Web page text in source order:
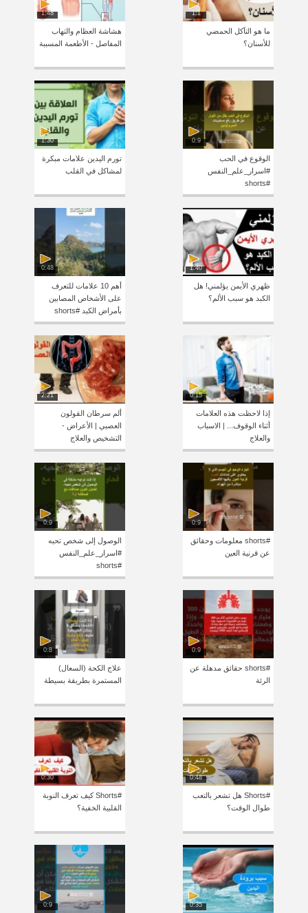
1:1
ما هو التآكل الحمضي
للأسنان؟
1:48
هشاشة العظام والتهاب
المفاصل - الأطعمة المسببة
0:9
الوقوع في الحب
#اسرار_علم_النفس
#shorts
1:30
تورم اليدين علامات مبكرة
لمشاكل في القلب
1:40
ظهري الأيمن يؤلمني! هل
الكبد هو سبب الألم؟
0:48
أهم 10 علامات للتعرف
على الأشخاص المصابين
بأمراض الكبد #shorts
0:15
إذا لاحظت هذه العلامات
أثناء الوقوف... | الاسباب
والعلاج
2:21
ألم سرطان القولون
العصبي | الأعراض -
التشخيص والعلاج
0:9
#shorts معلومات وحقائق
عن قرنية العين
0:9
الوصول إلى شخص تحبه
#اسرار_علم_النفس
#shorts
0:9
#shorts حقائق مدهلة عن
الرئة
0:8
علاج الكحة (السعال)
المستمرة بطريقة بسيطة
0:48
#Shorts هل تشعر بالتعب
طوال الوقت؟
0:30
#Shorts كيف تعرف النوبة
القلبية الخفية؟
0:35
0:9